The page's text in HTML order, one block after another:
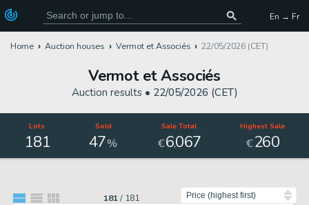
En → Fr
Home Auction houses Vermot et Associés 22/05/2026 (CET)
Vermot et Associés
Auction results • 22/05/2026 (CET)
Lots
181
Sold
47%
Sale Total
€6,067
Highest Sale
€260
181/ 181